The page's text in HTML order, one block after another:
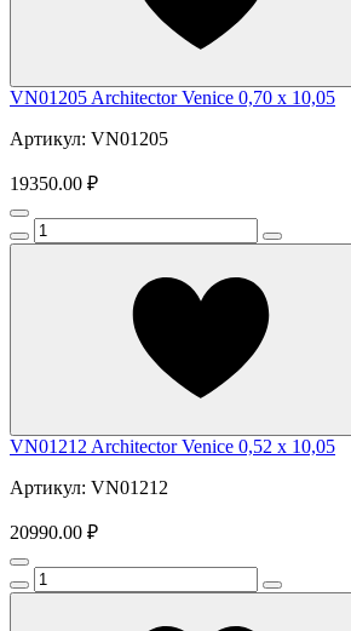
VN01205 Architector Venice 0,70 x 10,05
Артикул: VN01205
19350.00 ₽
VN01212 Architector Venice 0,52 x 10,05
Артикул: VN01212
20990.00 ₽